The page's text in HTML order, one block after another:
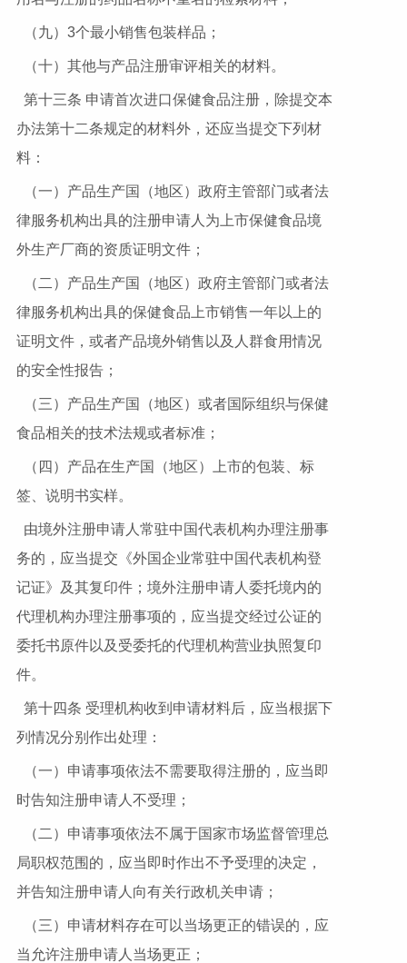
（九）3个最小销售包装样品；
（十）其他与产品注册审评相关的材料。
第十三条 申请首次进口保健食品注册，除提交本
办法第十二条规定的材料外，还应当提交下列材
料：
（一）产品生产国（地区）政府主管部门或者法
律服务机构出具的注册申请人为上市保健食品境
外生产厂商的资质证明文件；
（二）产品生产国（地区）政府主管部门或者法
律服务机构出具的保健食品上市销售一年以上的
证明文件，或者产品境外销售以及人群食用情况
的安全性报告；
（三）产品生产国（地区）或者国际组织与保健
食品相关的技术法规或者标准；
（四）产品在生产国（地区）上市的包装、标
签、说明书实样。
由境外注册申请人常驻中国代表机构办理注册事
务的，应当提交《外国企业常驻中国代表机构登
记证》及其复印件；境外注册申请人委托境内的
代理机构办理注册事项的，应当提交经过公证的
委托书原件以及受委托的代理机构营业执照复印
件。
第十四条 受理机构收到申请材料后，应当根据下
列情况分别作出处理：
（一）申请事项依法不需要取得注册的，应当即
时告知注册申请人不受理；
（二）申请事项依法不属于国家市场监督管理总
局职权范围的，应当即时作出不予受理的决定，
并告知注册申请人向有关行政机关申请；
（三）申请材料存在可以当场更正的错误的，应
当允许注册申请人当场更正；